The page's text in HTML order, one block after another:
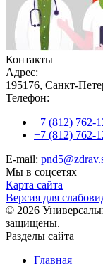
Контакты
Адрес:
195176, Санкт-
Телефон:
+7 (812) 762-
+7 (812) 762-
E-mail:
Мы в соцсетях
Карта сайта
Версия для
© 2026
защищены.
Разделы сайта
Главная